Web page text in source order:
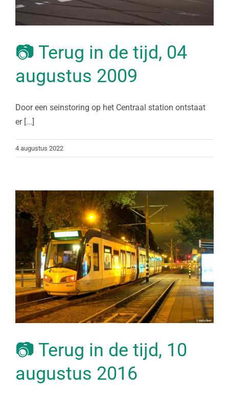
📷 Terug in de tijd, 04
augustus 2009
Door een seinstoring op het Centraal station ontstaat
er [...]
4 augustus 2022
📷 Terug in de tijd, 10
augustus 2016